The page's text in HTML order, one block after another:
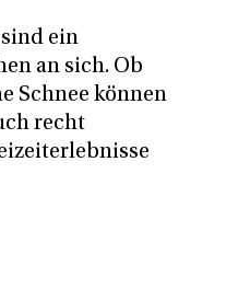
sind ein
an sich. Ob
Schnee können
recht